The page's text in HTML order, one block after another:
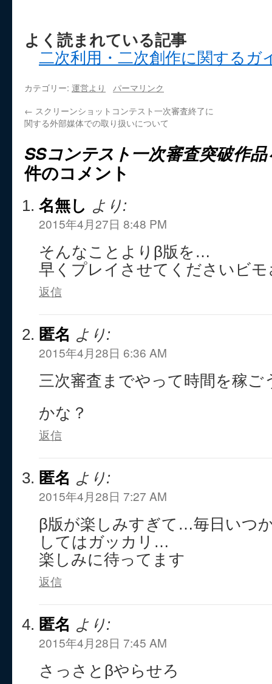
よく読まれている記事
二次利用・二次創作に関するガ
カテゴリー: 運営より
パーマリンク
← スクリーンショットコンテスト一次審査終了に
関する外部媒体での取り扱いについて
SSコンテスト一次審査突破作
件のコメント
名無し より:
2015年4月27日 8:48 PM
そんなことよりβ版を…
早くプレイさせてくださいビモ
返信
匿名 より:
2015年4月28日 6:36 AM
三次審査までやって時間を稼ご
かな？
返信
匿名 より:
2015年4月28日 7:27 AM
β版が楽しみすぎて…毎日いつ
してはガッカリ…
楽しみに待ってます
返信
匿名 より:
2015年4月28日 7:45 AM
さっさとβやらせろ